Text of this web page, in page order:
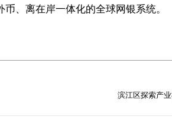
、离在岸一体化的全球网银系统。
滨江区探索产